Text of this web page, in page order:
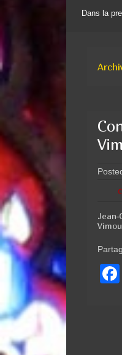
Dans la